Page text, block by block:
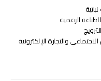
الرقمية
والتجارة الإلكترونية